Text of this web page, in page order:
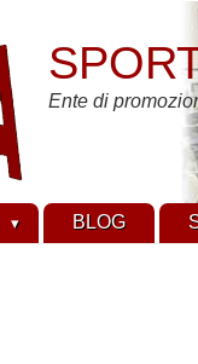
Ente di
BLOG